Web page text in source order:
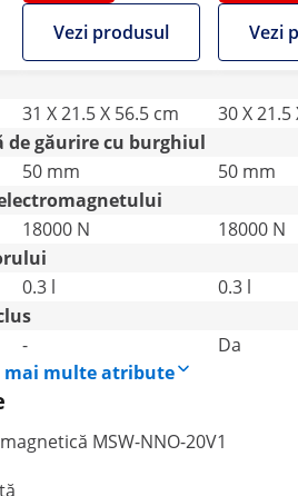
r/min
Vezi produsul
Tijă
Vezi
31 X 21.5 X 56.5 cm
30 X 21.5
de găurire cu burghiul
50 mm
50 mm
18000 N
18000 N
0.3 l
0.3 l
-
Da
mai multe atribute
MSW-NNO-20V1